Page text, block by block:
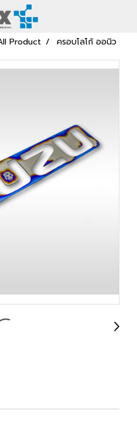
Product ครอบโลโก้ ออนิว